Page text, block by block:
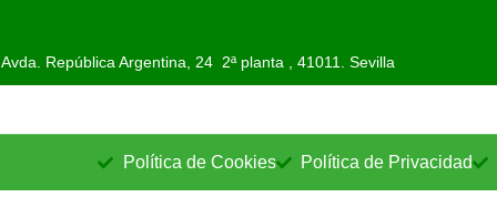
Avda. República Argentina, 24 2ª planta , 41011. Sevilla
Política de Cookies Política de Privacidad